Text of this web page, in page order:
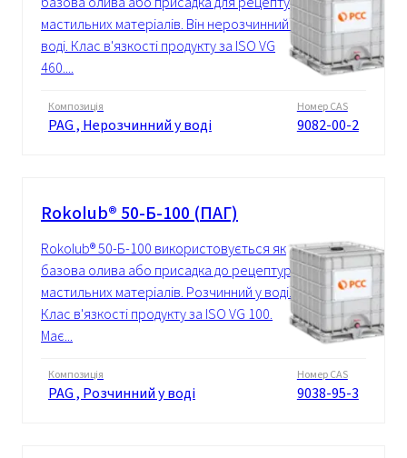
мастильних матеріалів. Він нерозчинний у
воді. Клас в'язкості продукту за ISO VG
460....
Композиція
PAG , Нерозчинний у воді
Номер CAS
9082-00-2
Rokolub® 50-Б-100 (ПАГ)
Rokolub® 50-Б-100 використовується як
базова олива або присадка до рецептур
мастильних матеріалів. Розчинний у воді.
Клас в'язкості продукту за ISO VG 100.
Має...
Композиція
PAG , Розчинний у воді
Номер CAS
9038-95-3